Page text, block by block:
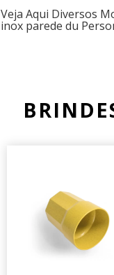
Veja Aqui Diversos
inox parede du